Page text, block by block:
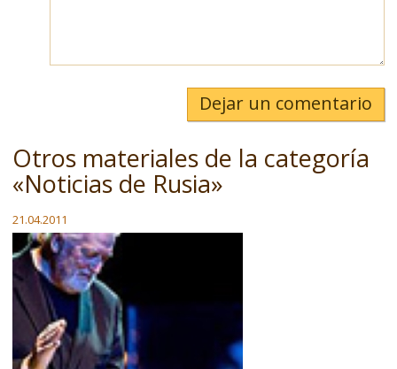
Dejar un comentario
Otros materiales de la categoría
«Noticias de Rusia»
21.04.2011